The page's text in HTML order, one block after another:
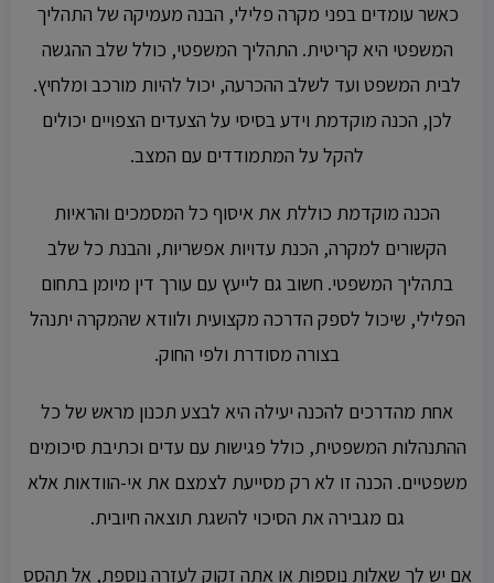
כאשר עומדים בפני מקרה פלילי, הבנה מעמיקה של התהליך
המשפטי היא קריטית. התהליך המשפטי, כולל שלב ההגשה
לבית המשפט ועד לשלב ההכרעה, יכול להיות מורכב ומלחיץ.
לכן, הכנה מוקדמת וידע בסיסי על הצעדים הצפויים יכולים
להקל על המתמודדים עם המצב.
הכנה מוקדמת כוללת את איסוף כל המסמכים והראיות
הקשורים למקרה, הכנת עדויות אפשריות, והבנת כל שלב
בתהליך המשפטי. חשוב גם לייעץ עם עורך דין מיומן בתחום
הפלילי, שיכול לספק הדרכה מקצועית ולוודא שהמקרה יתנהל
בצורה מסודרת ולפי החוק.
אחת מהדרכים להכנה יעילה היא לבצע תכנון מראש של כל
ההתנהלות המשפטית, כולל פגישות עם עדים וכתיבת סיכומים
משפטיים. הכנה זו לא רק מסייעת לצמצם את אי-הוודאות אלא
גם מגבירה את הסיכוי להשגת תוצאה חיובית.
אם יש לך שאלות נוספות או אתה זקוק לעזרה נוספת, אל תהסס